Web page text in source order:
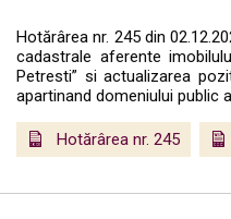
Hotărârea nr. 245 din
cadastrale aferente
Petresti” si actualizarea
apartinand domeniului public
Hotărârea nr. 245